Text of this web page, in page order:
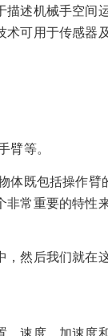
描述机械手空间
术可用于传感器
等。
既包括操作臂
常重要的特性
，然后我们就在
、速度、加速度